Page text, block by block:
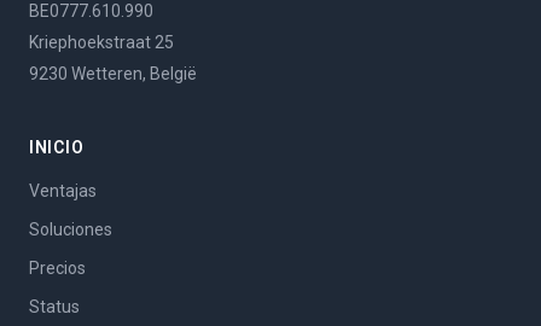
BE0777.610.990
Kriephoekstraat 25
9230 Wetteren, België
INICIO
Ventajas
Soluciones
Precios
Status